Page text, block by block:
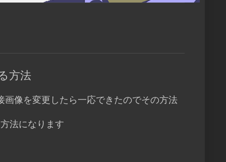
方法
像を変更したら一応できたのでその方法
法になります